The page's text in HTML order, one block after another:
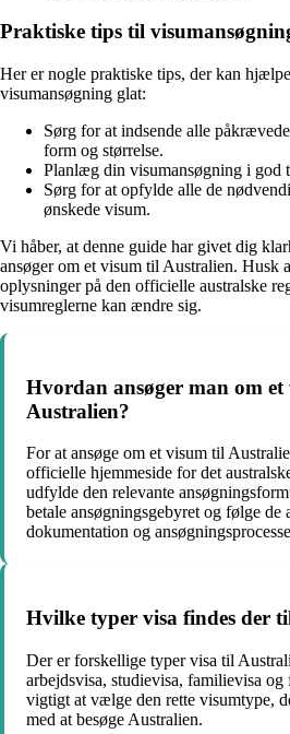
Praktiske tips til
Her er nogle praktiske tips, der kan
visumansøgning glat:
Sørg for at indsende alle
form og størrelse.
Planlæg din visumansøgning i god
Sørg for at opfylde alle de
ønskede visum.
Vi håber, at denne guide har givet dig
ansøger om et visum til Australien. Husk
oplysninger på den officielle australske
visumreglerne kan ændre sig.
Hvordan ansøger man om
Australien?
For at ansøge om et visum til
officielle hjemmeside for det
udfylde den relevante
betale ansøgningsgebyret og følge
dokumentation og
Hvilke typer visa findes der
Der er forskellige typer visa til
arbejdsvisa, studievisa, familievisa
vigtigt at vælge den rette visumtype,
med at besøge Australien.